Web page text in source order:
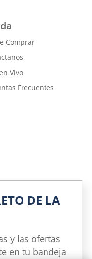
Comprar
Vivo
Frecuentes
sobre la Salud del
confidencial
DE LA
y las ofertas
en tu bandeja